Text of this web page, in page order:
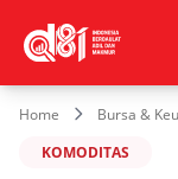
Home Bursa &
KOMODITAS